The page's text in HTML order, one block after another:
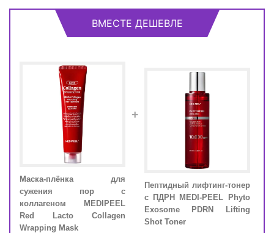
ВМЕСТЕ ДЕШЕВЛЕ
Маска-плёнка для
сужения пор с
коллагеном MEDIPEEL
Red Lacto Collagen
Wrapping Mask
+
Пептидный лифтинг-тонер
с ПДРН MEDI-PEEL Phyto
Exosome PDRN Lifting
Shot Toner